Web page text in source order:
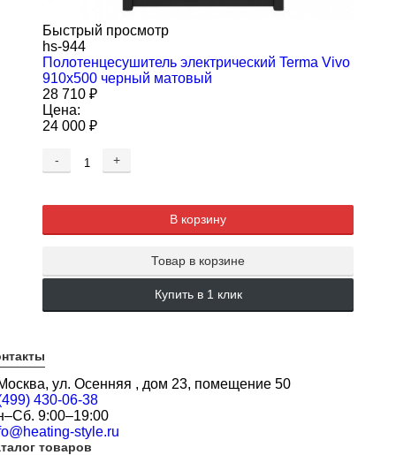
Быстрый просмотр
hs-944
Полотенцесушитель электрический Terma Vivo
910x500 черный матовый
28 710 ₽
Цена:
24 000 ₽
- +
В корзину
Товар в корзине
Купить в 1 клик
ул. Осенняя , дом 23, помещение 50
430-06-38
9:00–19:00
style.ru
товаров